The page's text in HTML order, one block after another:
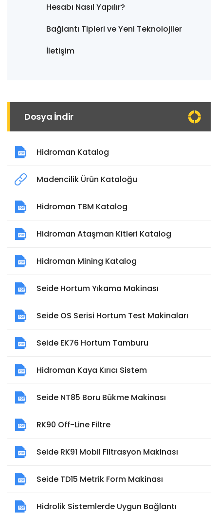
Hesabı Nasıl Yapılır?
Bağlantı Tipleri ve Yeni Teknolojiler
İletişim
Dosya İndir
Hidroman Katalog
Madencilik Ürün Kataloğu
Hidroman TBM Katalog
Hidroman Ataşman Kitleri Katalog
Hidroman Mining Katalog
Seide Hortum Yıkama Makinası
Seide OS Serisi Hortum Test Makinaları
Seide EK76 Hortum Tamburu
Hidroman Kaya Kırıcı Sistem
Seide NT85 Boru Bükme Makinası
RK90 Off-Line Filtre
Seide RK91 Mobil Filtrasyon Makinası
Seide TD15 Metrik Form Makinası
Hidrolik Sistemlerde Uygun Bağlantı